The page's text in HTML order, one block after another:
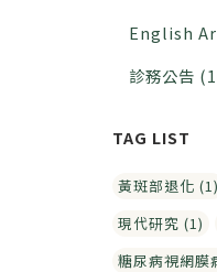
English
診務公告
黃斑部退化 (1)
現代研究 (1)
糖尿病視網膜